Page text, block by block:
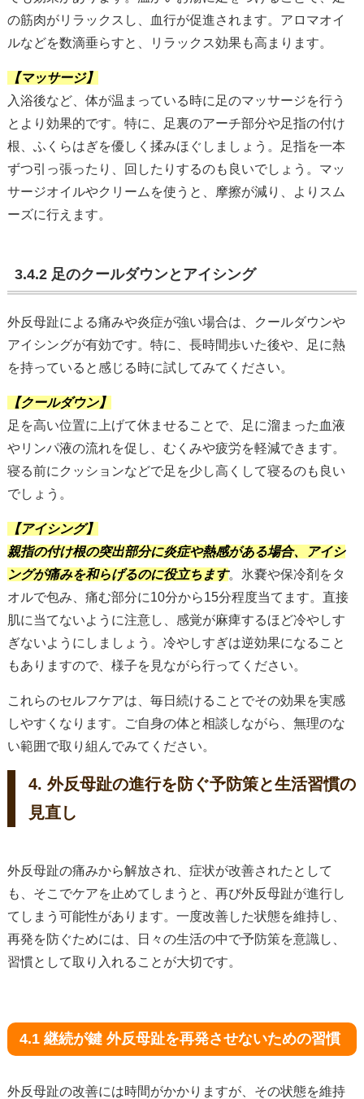
の筋肉がリラックスし、血行が促進されます。アロマオイ
ルなどを数滴垂らすと、リラックス効果も高まります。
【マッサージ】
入浴後など、体が温まっている時に足のマッサージを行う
とより効果的です。特に、足裏のアーチ部分や足指の付け
根、ふくらはぎを優しく揉みほぐしましょう。足指を一本
ずつ引っ張ったり、回したりするのも良いでしょう。マッ
サージオイルやクリームを使うと、摩擦が減り、よりスム
ーズに行えます。
3.4.2 足のクールダウンとアイシング
外反母趾による痛みや炎症が強い場合は、クールダウンや
アイシングが有効です。特に、長時間歩いた後や、足に熱
を持っていると感じる時に試してみてください。
【クールダウン】
足を高い位置に上げて休ませることで、足に溜まった血液
やリンパ液の流れを促し、むくみや疲労を軽減できます。
寝る前にクッションなどで足を少し高くして寝るのも良い
でしょう。
【アイシング】
親指の付け根の突出部分に炎症や熱感がある場合、アイシ
ングが痛みを和らげるのに役立ちます。氷嚢や保冷剤をタ
オルで包み、痛む部分に10分から15分程度当てます。直接
肌に当てないように注意し、感覚が麻痺するほど冷やしす
ぎないようにしましょう。冷やしすぎは逆効果になること
もありますので、様子を見ながら行ってください。
これらのセルフケアは、毎日続けることでその効果を実感
しやすくなります。ご自身の体と相談しながら、無理のな
い範囲で取り組んでみてください。
4. 外反母趾の進行を防ぐ予防策と生活習慣の
見直し
外反母趾の痛みから解放され、症状が改善されたとして
も、そこでケアを止めてしまうと、再び外反母趾が進行し
てしまう可能性があります。一度改善した状態を維持し、
再発を防ぐためには、日々の生活の中で予防策を意識し、
習慣として取り入れることが大切です。
4.1 継続が鍵 外反母趾を再発させないための習慣
外反母趾の改善には時間がかかりますが、その状態を維持